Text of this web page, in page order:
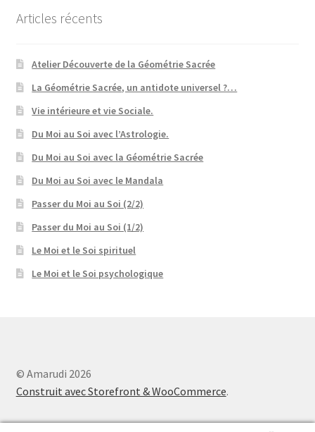
Articles récents
Atelier Découverte de la Géométrie Sacrée
La Géométrie Sacrée, un antidote universel ?…
Vie intérieure et vie Sociale.
Du Moi au Soi avec l’Astrologie.
Du Moi au Soi avec la Géométrie Sacrée
Du Moi au Soi avec le Mandala
Passer du Moi au Soi (2/2)
Passer du Moi au Soi (1/2)
Le Moi et le Soi spirituel
Le Moi et le Soi psychologique
© Amarudi 2026
Construit avec Storefront & WooCommerce.